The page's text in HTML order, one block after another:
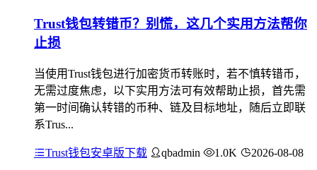
Trust钱包转错币？别慌，这几个实用方法帮你
止损
当使用Trust钱包进行加密货币转账时，若不慎转错币，
无需过度焦虑，以下实用方法可有效帮助止损，首先需
第一时间确认转错的币种、链及目标地址，随后立即联
系Trus...
Trust钱包安卓版下载 qbadmin 1.0K 2026-08-08